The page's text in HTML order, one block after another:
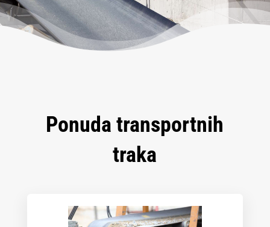
Ponuda transportnih
traka